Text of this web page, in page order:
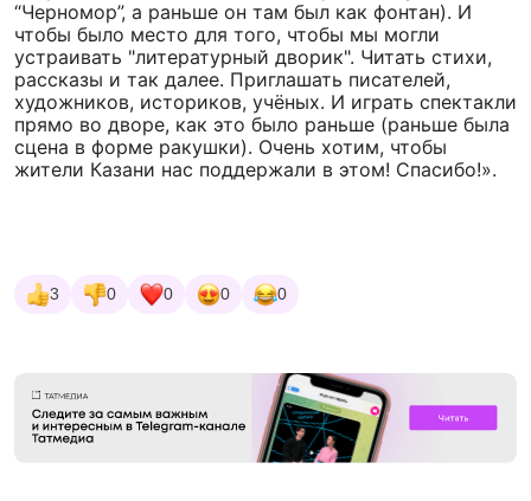
“Черномор”, а раньше он там был как фонтан). И
чтобы было место для того, чтобы мы могли
устраивать "литературный дворик". Читать стихи,
рассказы и так далее. Приглашать писателей,
художников, историков, учёных. И играть спектакли
прямо во дворе, как это было раньше (раньше была
сцена в форме ракушки). Очень хотим, чтобы
жители Казани нас поддержали в этом! Спасибо!».
3 0 0 0 0